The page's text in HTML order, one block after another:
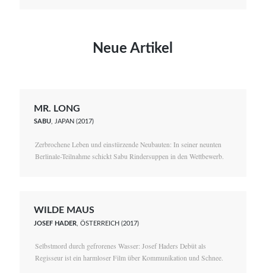
Neue Artikel
MR. LONG
SABU, JAPAN (2017)
Zerbrochene Leben und einstürzende Neubauten: In seiner neunten
Berlinale-Teilnahme schickt Sabu Rindersuppen in den Wettbewerb.
WILDE MAUS
JOSEF HADER , ÖSTERREICH (2017)
Selbstmord durch gefrorenes Wasser: Josef Haders Debüt als
Regisseur ist ein harmloser Film über Kommunikation und Schnee.